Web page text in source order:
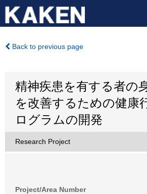
Back to previous page
精神疾患を有する者の
を改善するための健康
ログラムの開発
Research Project
Project/Area Number